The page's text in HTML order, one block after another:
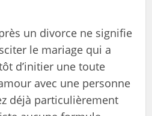
un divorce ne signifie
le mariage qui a
d’initier une toute
avec une personne
déjà particulièrement